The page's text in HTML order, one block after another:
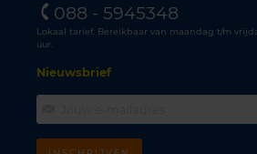
088 - 5945348
Lokaal tarief. Bereikbaar van maandag t/m
uur.
Nieuwsbrief